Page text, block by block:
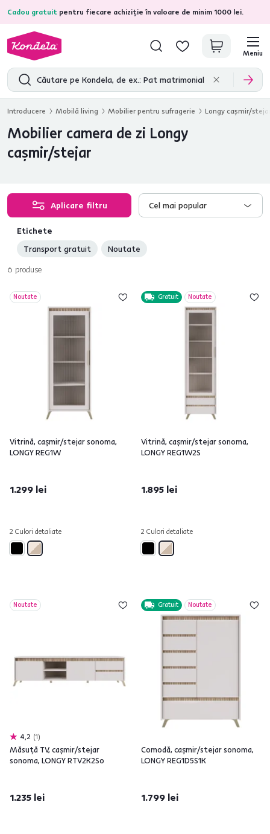
Cadou gratuit pentru fiecare achiziție în valoare de minim 1000 lei.
4,7 31.211 recenzii de produs verificate
Meniu
Introducere Mobilă living Mobilier pentru sufragerie Longy caşmir/
Mobilier camera de zi Longy
caşmir/stejar
Aplicare filtru Cel mai popular
Etichete
Transport gratuit
Noutate
6 produse
Noutate
Vitrină, caşmir/stejar sonoma,
LONGY REG1W
1.299 lei
2 Culori detaliate
Gratuit Noutate
Vitrină, caşmir/stejar sonoma,
LONGY REG1W2S
1.895 lei
2 Culori detaliate
Noutate
4,2 1
Măsuţă TV, caşmir/stejar
sonoma, LONGY RTV2K2So
1.235 lei
Gratuit Noutate
Comodă, caşmir/stejar sonoma,
LONGY REG1D5S1K
1.799 lei